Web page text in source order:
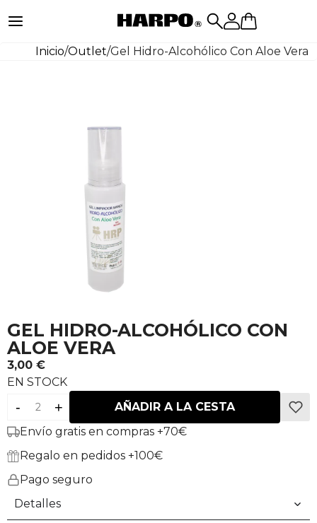
Inicio/Outlet/Gel Hidro-Alcohólico Con Aloe Vera
GEL HIDRO-ALCOHÓLICO CON
ALOE VERA
3,00 €
EN STOCK
- +
AÑADIR A LA CESTA
Envío gratis en compras +70€
Regalo en pedidos +100€
Pago seguro
Detalles